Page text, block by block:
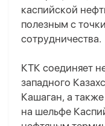
каспийской
полезным с
сотрудничества.
КТК соединяет
западного
Кашаган, а
на шельфе